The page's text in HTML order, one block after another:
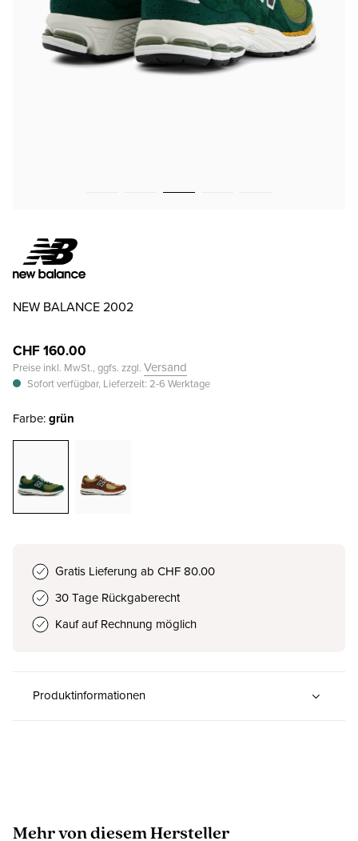
NEW BALANCE 2002
CHF 160.00
Preise inkl. MwSt., ggfs. zzgl. Versand
Sofort verfügbar, Lieferzeit: 2-6 Werktage
Farbe:grün
Gratis Lieferung ab CHF 80.00
30 Tage Rückgaberecht
Kauf auf Rechnung möglich
Produktinformationen
Produktgalerie überspringen
Mehr von diesem Hersteller